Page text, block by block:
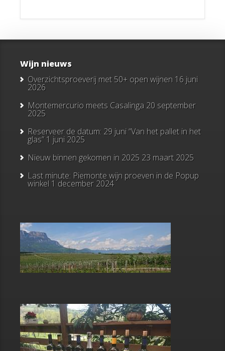
Wijn nieuws
Overzichtsproeverij met 50+ open wijnen 16 juni
2026
Montemercurio meets Casalinga 20 september
2025
Reserveer de datum: 29 juni “Van het pallet in het
glas” 1 juni 2025
Nieuw binnen gekomen in 2025 23 maart 2025
Last minute: Piemonte wijn proeven in de Popup
winkel 1 december 2024